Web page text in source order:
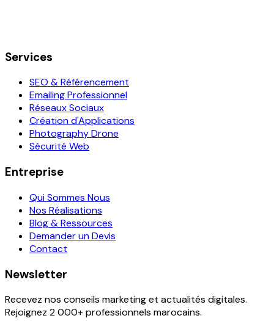
Services
SEO & Référencement
Emailing Professionnel
Réseaux Sociaux
Création d'Applications
Photography Drone
Sécurité Web
Entreprise
Qui Sommes Nous
Nos Réalisations
Blog & Ressources
Demander un Devis
Contact
Newsletter
Recevez nos conseils marketing et actualités digitales.
Rejoignez 2 000+ professionnels marocains.